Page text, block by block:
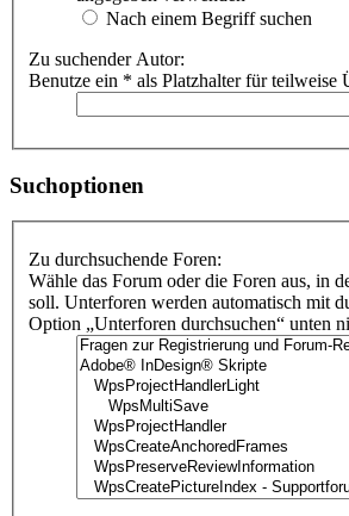
Nach einem Begriff suchen
Zu suchender Autor:
Benutze ein * als Platzhalter für teilweise
Suchoptionen
Zu durchsuchende Foren:
Wähle das Forum oder die Foren aus, in
soll. Unterforen werden automatisch mit
Option „Unterforen durchsuchen“ unten